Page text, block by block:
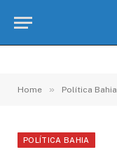
Home » Política Bahia
POLÍTICA BAHIA